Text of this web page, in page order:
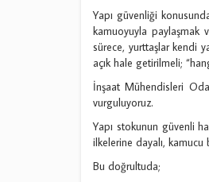
Yapı güvenliği
kamuoyuyla paylaşmak
sürece, yurttaşlar kendi
açık hale getirilmeli;
İnşaat Mühendisleri
vurguluyoruz.
Yapı stokunun güvenli
ilkelerine dayalı, kamucu
Bu doğrultuda;